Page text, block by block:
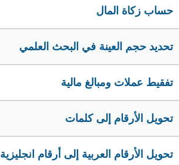
حساب زكاة المال
تحديد حجم العينة في البحث العلمي
تفقيط عملات ومبالغ مالية
تحويل الأرقام إلى كلمات
تحويل الأرقام العربية إلى أرقام انجليزية